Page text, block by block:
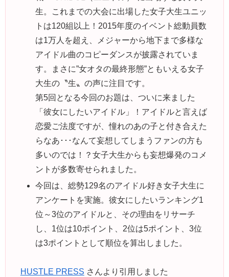
生。これまでの大会に出場した女子大生ユニッ
トは120組以上！2015年度のイベント総動員数
は1万人を超え、メジャーから地下まで多様な
アイドル曲のコピーダンスが披露されていま
す。まさに”女オタの最終形態”ともいえる女子
大生の〝生〟の声に注目です。
第5回となる今回のお題は、ついに来ました
「彼女にしたいアイドル」！アイドルと言えば
恋愛ご法度ですが、憧れのあの子と付き合えた
らなあ･･･なんて妄想してしまうファンの方も
多いのでは！？女子大生からも妄想爆発のコメ
ントが多数寄せられました。
今回は、総勢129名のアイドル好き女子大生に
アンケートを実施。彼女にしたいランキング1
位～3位のアイドルと、その理由をリサーチ
し、1位は10ポイント、2位は5ポイント、3位
は3ポイントとして順位を算出しました。
HUSTLE PRESS さんより引用しました